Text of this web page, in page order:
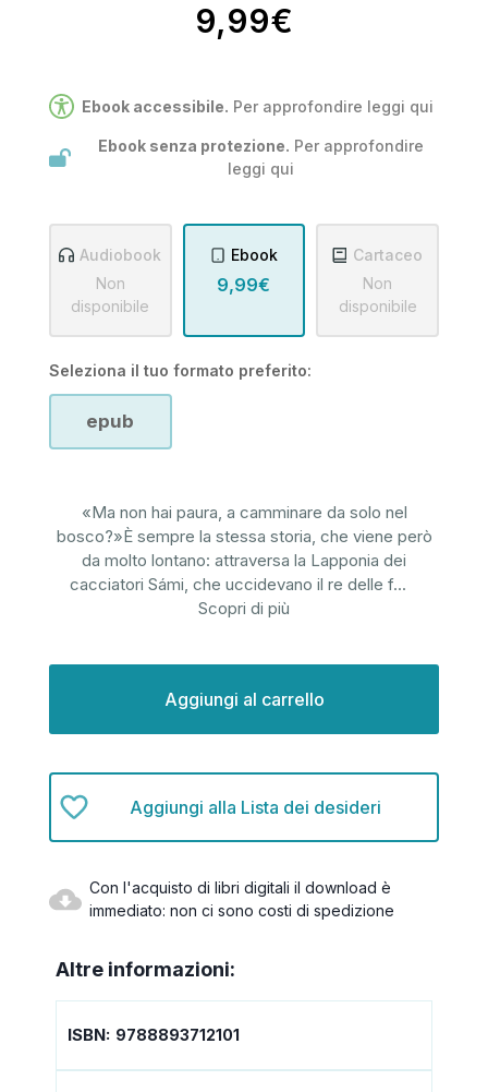
9,99€
Ebook senza protezione. Per approfondire
leggi qui
Ebook accessibile. Per approfondire leggi qui
Audiobook
Non
disponibile
Ebook
9,99€
Cartaceo
Non
disponibile
Seleziona il tuo formato preferito:
epub
«Ma non hai paura, a camminare da solo nel
bosco?»È sempre la stessa storia, che viene però
da molto lontano: attraversa la Lapponia dei
cacciatori Sámi, che uccidevano il re delle f...
Scopri di più
Aggiungi alla Lista dei desideri
Con l'acquisto di libri digitali il download è
immediato: non ci sono costi di spedizione
Altre informazioni:
ISBN: 9788893712101